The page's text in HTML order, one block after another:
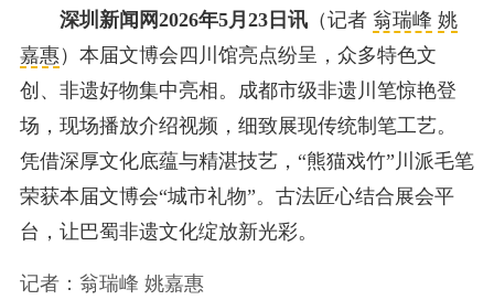
深圳新闻网2026年5月23日讯（记者 翁瑞峰 姚
嘉惠）本届文博会四川馆亮点纷呈，众多特色文
创、非遗好物集中亮相。成都市级非遗川笔惊艳登
场，现场播放介绍视频，细致展现传统制笔工艺。
凭借深厚文化底蕴与精湛技艺，“熊猫戏竹”川派毛笔
荣获本届文博会“城市礼物”。古法匠心结合展会平
台，让巴蜀非遗文化绽放新光彩。
记者：翁瑞峰 姚嘉惠